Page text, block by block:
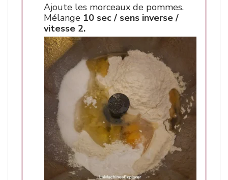
Ajoute les morceaux de pommes.
Mélange 10 sec / sens inverse /
vitesse 2.